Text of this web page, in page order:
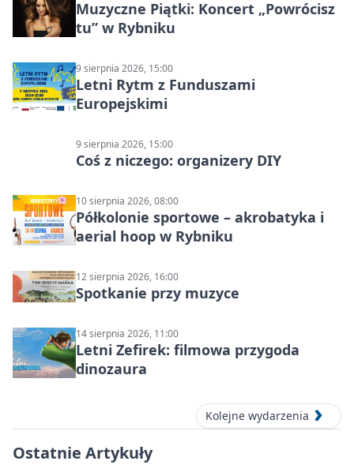
Muzyczne Piątki: Koncert „Powrócisz
tu” w Rybniku
9 sierpnia 2026, 15:00
Letni Rytm z Funduszami
Europejskimi
9 sierpnia 2026, 15:00
Coś z niczego: organizery DIY
10 sierpnia 2026, 08:00
Półkolonie sportowe – akrobatyka i
aerial hoop w Rybniku
12 sierpnia 2026, 16:00
Spotkanie przy muzyce
14 sierpnia 2026, 11:00
Letni Zefirek: filmowa przygoda
dinozaura
Kolejne wydarzenia
Ostatnie Artykuły